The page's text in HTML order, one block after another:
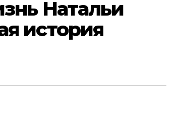
Натальи
история